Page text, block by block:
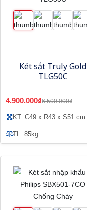
Két sắt Truly Gold
TLG50C
4.900.000₫6.500.000₫
KT: C49 x R43 x S51 cm
TL: 85kg